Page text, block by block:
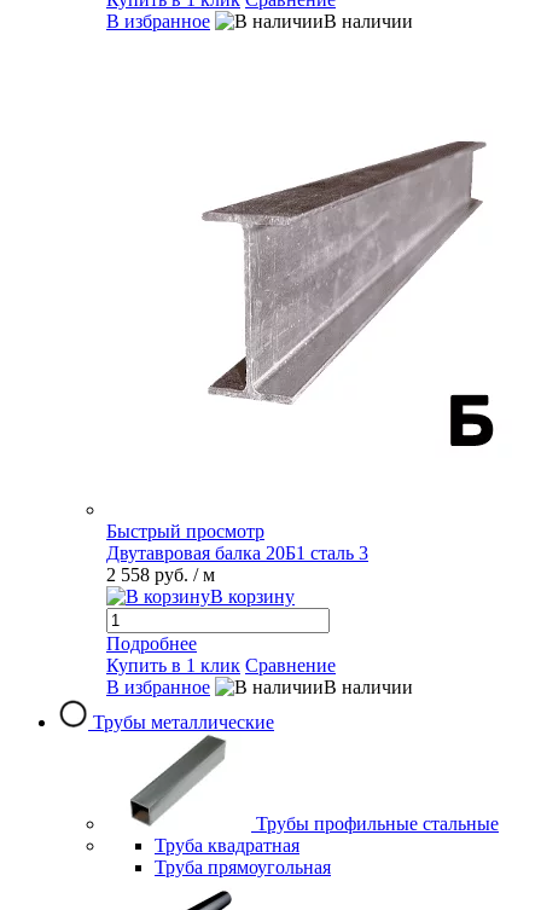
В избранное
В наличии
Быстрый просмотр
Двутавровая балка 20Б1 сталь 3
2 558 руб. / м
В корзину
Подробнее
Купить в 1 клик Сравнение
В избранное
В наличии
Трубы металлические
Трубы профильные стальные
Труба квадратная
Труба прямоугольная